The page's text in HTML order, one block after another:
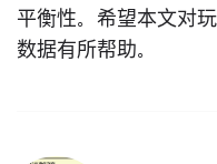
平衡性。希望本文对
数据有所帮助。